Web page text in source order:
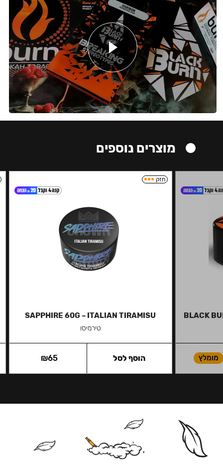
מוצרים נוספים
BLACK
מומלץ
חזק
SAPPHIRE 60G – ITALIAN TIRAMISU
טירמיסו
₪65 הוסף לסל